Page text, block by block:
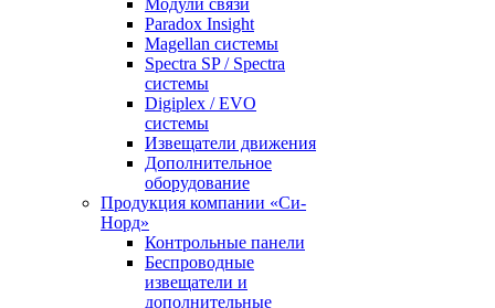
Модули связи
Paradox Insight
Magellan системы
Spectra SP / Spectra
системы
Digiplex / EVO
системы
Извещатели движения
Дополнительное
оборудование
Продукция компании «Си-
Норд»
Контрольные панели
Беспроводные
извещатели и
дополнительные